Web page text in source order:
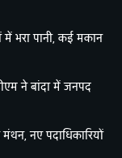
भरा पानी, कई मकान
ने बांदा में जनपद
नए पदाधिकारियों